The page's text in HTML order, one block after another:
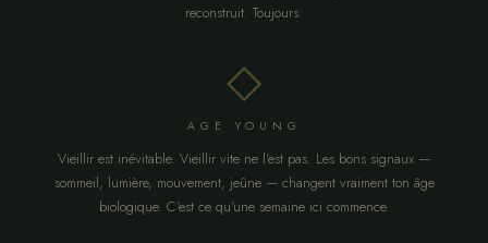
reconstruit. Toujours.
◇
AGE YOUNG
Vieillir est inévitable. Vieillir vite ne l'est pas. Les bons signaux —
sommeil, lumière, mouvement, jeûne — changent vraiment ton âge
biologique. C'est ce qu'une semaine ici commence.